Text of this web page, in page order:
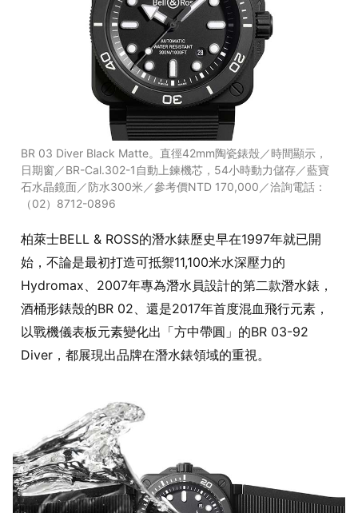
BR 03 Diver Black Matte。直徑42mm陶瓷錶殼／時間顯示，
日期窗／BR-Cal.302-1自動上鍊機芯，54小時動力儲存／藍寶
石水晶鏡面／防水300米／參考價NTD 170,000／洽詢電話：
（02）8712-0896
柏萊士BELL & ROSS的潛水錶歷史早在1997年就已開
始，不論是最初打造可抵禦11,100米水深壓力的
Hydromax、2007年專為潛水員設計的第二款潛水錶，
酒桶形錶殼的BR 02、還是2017年首度混血飛行元素，
以戰機儀表板元素變化出「方中帶圓」的BR 03-92
Diver，都展現出品牌在潛水錶領域的重視。